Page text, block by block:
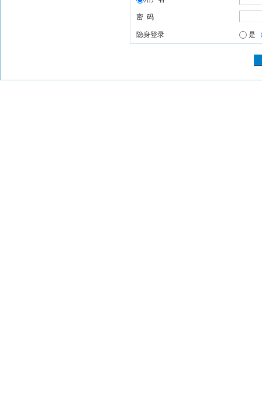
密 码
隐身登录 是